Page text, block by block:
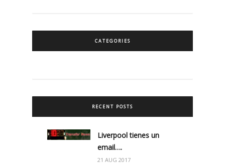
CATEGORIES
RECENT POSTS
Liverpool tienes un
email….
21 AUG 2017